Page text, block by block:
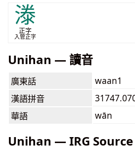
漛
正字
入管正字
Unihan — 讀音
廣東話
waan1
漢語拼音
華語
wān
Unihan — IRG Source